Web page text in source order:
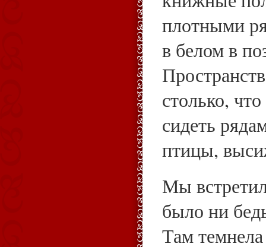
плотными
в белом в
столько,
сидеть
птицы,
Мы
было ни
Там темнела